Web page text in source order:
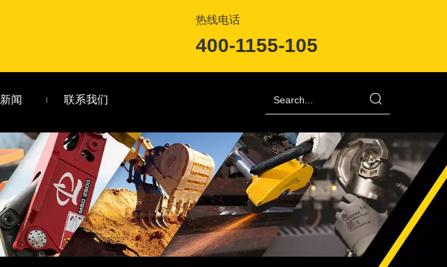
热线电话
400-1155-105
新闻 联系我们